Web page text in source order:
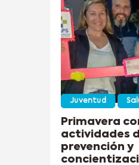
Juventud
Primavera
actividades
prevención y